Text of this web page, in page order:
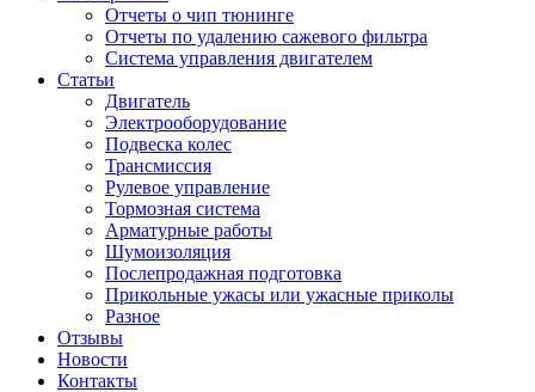
Отчеты о чип тюнинге
Отчеты по удалению сажевого фильтра
Система управления двигателем
Статьи
Двигатель
Электрооборудование
Подвеска колес
Трансмиссия
Рулевое управление
Тормозная система
Арматурные работы
Шумоизоляция
Послепродажная подготовка
Прикольные ужасы или ужасные приколы
Разное
Отзывы
Новости
Контакты